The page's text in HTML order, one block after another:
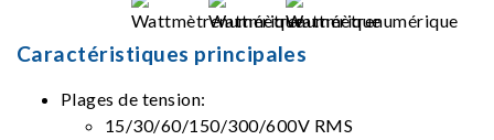
Caractéristiques principales
Plages de tension:
15/30/60/150/300/600V RMS